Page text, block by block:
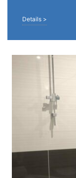
Details >